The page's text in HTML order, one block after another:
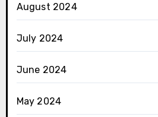
August 2024
July 2024
June 2024
May 2024